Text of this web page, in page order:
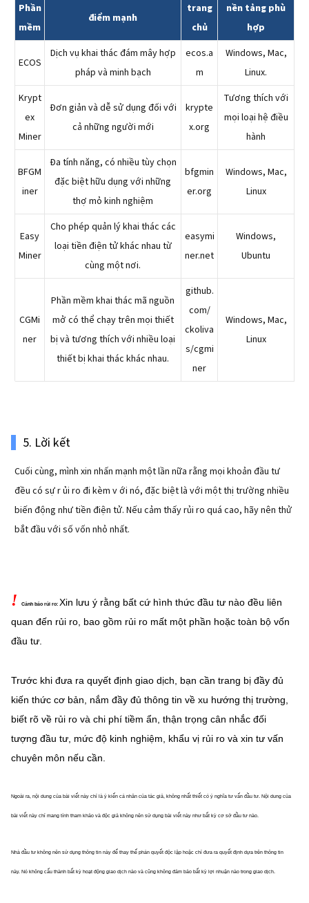
Phần
mềm
điểm mạnh
trang
chủ
nền tảng phù
hợp
ECOS
Dịch vụ khai thác đám mây hợp
pháp và minh bạch
ecos.a
m
Windows, Mac,
Linux.
Krypt
ex
Miner
Đơn giản và dễ sử dụng đối với
cả những người mới
krypte
x.org
Tương thích với
mọi loại hệ điều
hành
BFGM
iner
Đa tính năng, có nhiều tùy chọn
đặc biệt hữu dụng với những
thợ mỏ kinh nghiệm
bfgmin
er.org
Windows, Mac,
Linux
Easy
Miner
Cho phép quản lý khai thác các
loại tiền điện tử khác nhau từ
cùng một nơi.
easymi
ner.net
Windows,
Ubuntu
CGMi
ner
Phần mềm khai thác mã nguồn
mở có thể chạy trên mọi thiết
bị và tương thích với nhiều loại
thiết bị khai thác khác nhau.
github.
com/
ckoliva
s/cgmi
ner
Windows, Mac,
Linux
5. Lời kết
Cuối cùng, mình xin nhấn mạnh một lần nữa rằng mọi khoản đầu tư
đều có sự r ủi ro đi kèm v ới nó, đặc biệt là với một thị trường nhiều
biến động như tiền điện tử. Nếu cảm thấy rủi ro quá cao, hãy nên thử
bắt đầu với số vốn nhỏ nhất.
! Cảnh báo rủi ro: Xin lưu ý rằng bất cứ hình thức đầu tư nào đều liên
quan đến rủi ro, bao gồm rủi ro mất một phần hoặc toàn bộ vốn
đầu tư.
Trước khi đưa ra quyết định giao dịch, bạn cần trang bị đầy đủ
kiến thức cơ bản, nắm đầy đủ thông tin về xu hướng thị trường,
biết rõ về rủi ro và chi phí tiềm ẩn, thận trọng cân nhắc đối
tượng đầu tư, mức độ kinh nghiệm, khẩu vị rủi ro và xin tư vấn
chuyên môn nếu cần.
Ngoài ra, nội dung của bài viết này chỉ là ý kiến cá nhân của tác giả, không nhất thiết có ý nghĩa tư vấn đầu tư. Nội dung của
bài viết này chỉ mang tính tham khảo và độc giả không nên sử dụng bài viết này như bất kỳ cơ sở đầu tư nào.
Nhà đầu tư không nên sử dụng thông tin này để thay thế phán quyết độc lập hoặc chỉ đưa ra quyết định dựa trên thông tin
này. Nó không cấu thành bất kỳ hoạt động giao dịch nào và cũng không đảm bảo bất kỳ lợi nhuận nào trong giao dịch.